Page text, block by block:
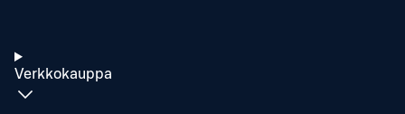
Verkkokauppa